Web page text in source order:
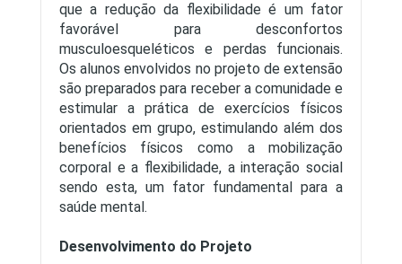
que a redução da flexibilidade é um fator
favorável para desconfortos
musculoesqueléticos e perdas funcionais.
Os alunos envolvidos no projeto de extensão
são preparados para receber a comunidade e
estimular a prática de exercícios físicos
orientados em grupo, estimulando além dos
benefícios físicos como a mobilização
corporal e a flexibilidade, a interação social
sendo esta, um fator fundamental para a
saúde mental.
Desenvolvimento do Projeto